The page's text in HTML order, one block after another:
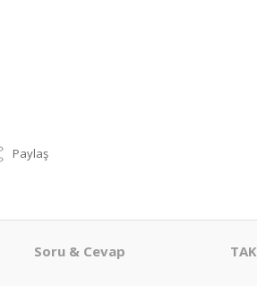
Paylaş
Soru & Cevap